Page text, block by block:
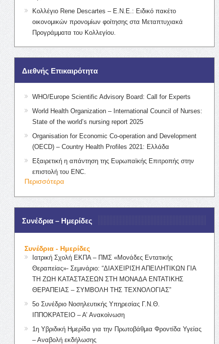
Κολλέγιο Rene Descartes – Ε.Ν.Ε.: Ειδικό πακέτο
οικονομικών προνομίων φοίτησης στα Μεταπτυχιακά
Προγράμματα του Κολλεγίου.
Διεθνής Επικαιρότητα
WHO/Europe Scientific Advisory Board: Call for Experts
World Health Organization – International Council of Nurses:
State of the world’s nursing report 2025
Organisation for Economic Co-operation and Development
(OECD) – Country Health Profiles 2021: Ελλάδα
Εξαιρετική η απάντηση της Ευρωπαϊκής Επιτροπής στην
επιστολή του ENC.
Περισσότερα
Συνέδρια – Ημερίδες
Συνέδρια - Ημερίδες
Ιατρική Σχολή ΕΚΠΑ – ΠΜΣ «Μονάδες Εντατικής
Θεραπείας»- Σεμινάριο: “ΔΙΑΧΕΙΡΙΣΗ ΑΠΕΙΛΗΤΙΚΩΝ ΓΙΑ
ΤΗ ΖΩΗ ΚΑΤΑΣΤΑΣΕΩΝ ΣΤΗ ΜΟΝΑΔΑ ΕΝΤΑΤΙΚΗΣ
ΘΕΡΑΠΕΙΑΣ – ΣΥΜΒΟΛΗ ΤΗΣ ΤΕΧΝΟΛΟΓΙΑΣ”
5ο Συνέδριο Νοσηλευτικής Υπηρεσίας Γ.Ν.Θ.
ΙΠΠΟΚΡΑΤΕΙΟ – Α’ Ανακοίνωση
1η Υβριδική Ημερίδα για την Πρωτοβάθμια Φροντίδα Υγείας
– Αναβολή εκδήλωσης